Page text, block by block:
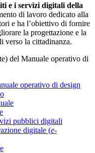
e i servizi digitali della
di lavoro dedicato alla
e ha l’obiettivo di fornire
la progettazione e la
verso la cittadinanza.
del Manuale operativo di
operativo di design
pubblici digitali
digitale (e-